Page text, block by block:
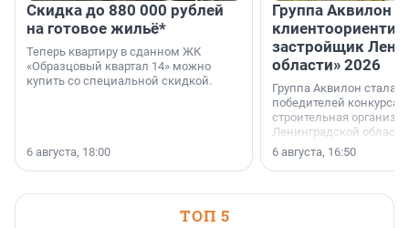
Скидка до 880 000 рублей
на готовое жильё*
Теперь квартиру в сданном ЖК
«Образцовый квартал 14» можно
купить со специальной скидкой.
6 августа, 18:00
Группа Аквилон
застройщик
области» 2026
Группа Аквилон стала
победителей конкурса
строительная
Ленинградской области
номинации «Самый
застройщик
области».
6 августа, 16:50
ТОП 5